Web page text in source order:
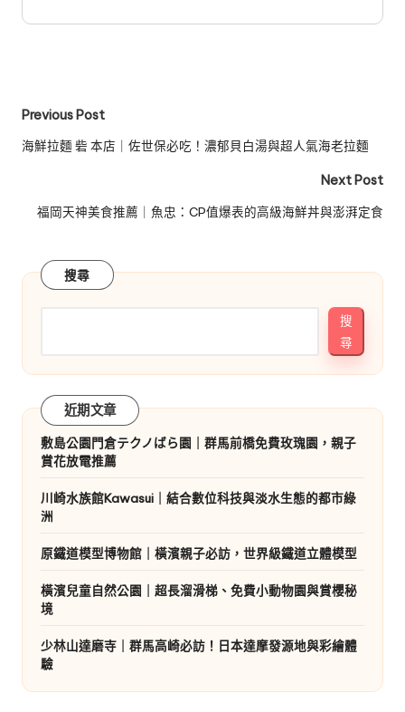
Post
navigation
Previous Post
海鮮拉麵 砦 本店｜佐世保必吃！濃郁貝白湯與超人氣海老拉麵
Next Post
福岡天神美食推薦｜魚忠：CP值爆表的高級海鮮丼與澎湃定食
搜尋
搜
尋
近期文章
敷島公園門倉テクノばら園｜群馬前橋免費玫瑰園，親子
賞花放電推薦
川崎水族館Kawasui｜結合數位科技與淡水生態的都市綠
洲
原鐵道模型博物館｜橫濱親子必訪，世界級鐵道立體模型
橫濱兒童自然公園｜超長溜滑梯、免費小動物園與賞櫻秘
境
少林山達磨寺｜群馬高崎必訪！日本達摩發源地與彩繪體
驗